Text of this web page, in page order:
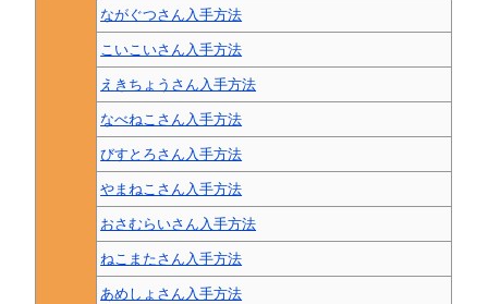
ながぐつさん入手方法
こいこいさん入手方法
えきちょうさん入手方法
なべねこさん入手方法
びすとろさん入手方法
やまねこさん入手方法
おさむらいさん入手方法
ねこまたさん入手方法
あめしょさん入手方法